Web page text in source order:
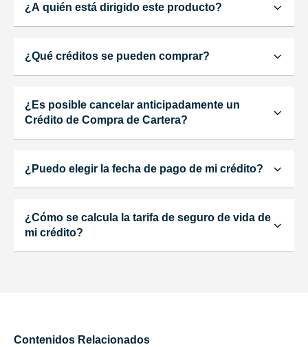
¿A quién está dirigido este producto?
¿Qué créditos se pueden comprar?
¿Es posible cancelar anticipadamente un
Crédito de Compra de Cartera?
¿Puedo elegir la fecha de pago de mi crédito?
¿Cómo se calcula la tarifa de seguro de vida de
mi crédito?
Contenidos Relacionados